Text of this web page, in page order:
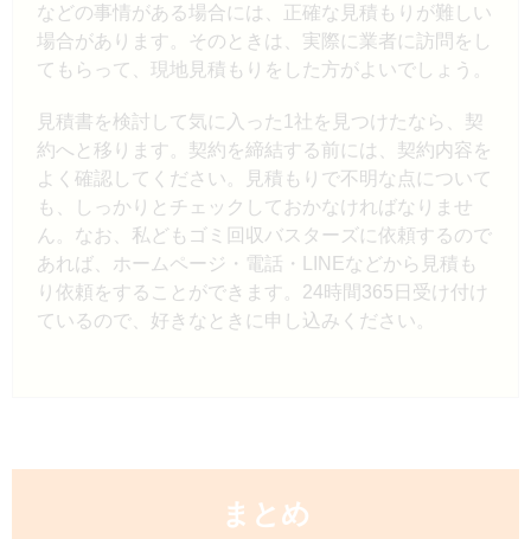
などの事情がある場合には、正確な見積もりが難しい
場合があります。そのときは、実際に業者に訪問をし
てもらって、現地見積もりをした方がよいでしょう。
見積書を検討して気に入った1社を見つけたなら、契
約へと移ります。契約を締結する前には、契約内容を
よく確認してください。見積もりで不明な点について
も、しっかりとチェックしておかなければなりませ
ん。なお、私どもゴミ回収バスターズに依頼するので
あれば、ホームページ・電話・LINEなどから見積も
り依頼をすることができます。24時間365日受け付け
ているので、好きなときに申し込みください。
まとめ